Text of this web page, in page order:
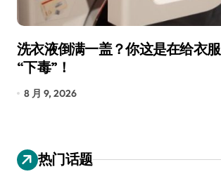
洗衣液倒满一盖？你这是在给衣服
“下毒”！
8 月 9, 2026
热门话题